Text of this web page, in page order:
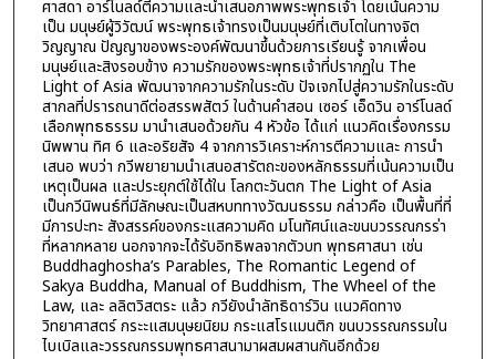
ศาสดา อาร์โนลด์ตีความและนำเสนอภาพพระพุทธเจ้า โดยเน้นความ
เป็น มนุษย์ผู้วิวัฒน์ พระพุทธเจ้าทรงเป็นมนุษย์ที่เติบโตในทางจิต
วิญญาณ ปัญญาของพระองค์พัฒนาขึ้นด้วยการเรียนรู้ จากเพื่อน
มนุษย์และสิงรอบข้าง ความรักของพระพุทธเจ้าที่ปรากฏใน The
Light of Asia พัฒนาจากความรักในระดับ ปัจเจกไปสู่ความรักในระดับ
สากลที่ปรารถนาดีต่อสรรพสัตว์ ในด้านคำสอน เซอร์ เอ็ดวิน อาร์โนลด์
เลือกพุทธธรรม มานำเสนอด้วยกัน 4 หัวข้อ ได้แก่ แนวคิดเรื่องกรรม
นิพพาน ทิศ 6 และอริยสัจ 4 จากการวิเคราะห์การตีความและ การนำ
เสนอ พบว่า กวีพยายามนำเสนอสารัตถะของหลักธรรมที่เน้นความเป็น
เหตุเป็นผล และประยุกต์ใช้ได้ใน โลกตะวันตก The Light of Asia
เป็นกวีนิพนธ์ที่มีลักษณะเป็นสหบททางวัฒนธรรม กล่าวคือ เป็นพื้นที่ที่
มีการปะทะ สังสรรค์ของกระแสความคิด มโนทัศน์และขนบวรรณกรร่า
ที่หลากหลาย นอกจากจะได้รับอิทธิพลจากตัวบท พุทธศาสนา เช่น
Buddhaghosha’s Parables, The Romantic Legend of
Sakya Buddha, Manual of Buddhism, The Wheel of the
Law, และ ลลิตวิสตระ แล้ว กวียังนำลัทธิดาร์วิน แนวคิดทาง
วิทยาศาสตร์ กระะแสมนุษยนิยม กระแสโรแมนติก ขนบวรรณกรรมใน
ไบเบิลและวรรณกรรมพุทธศาสนามาผสมผสานกันอีกด้วย